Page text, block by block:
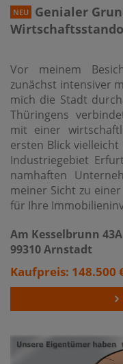
NEU
Genialer
Vor meinem
zunächst intensiver
mich die Stadt
Thüringens
mit einer
ersten Blick
Industriegebiet
namhaften
meiner Sicht zu
für Ihre
Am Kesselbrunn 43A
99310 Arnstadt
Kaufpreis: 148.500